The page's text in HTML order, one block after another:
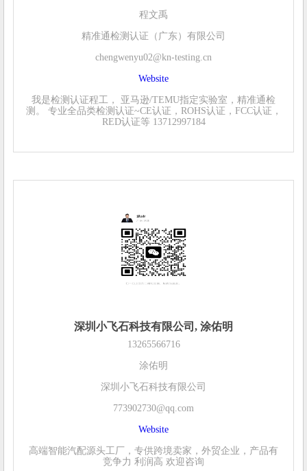
程文禹
精准通检测认证（广东）有限公司
chengwenyu02@kn-testing.cn
Website
我是检测认证程工， 亚马逊/TEMU指定实验室，精准通检
测。 专业全品类检测认证~CE认证，ROHS认证，FCC认证，
RED认证等 13712997184
深圳小飞石科技有限公司, 涂佑明
13265566716
涂佑明
深圳小飞石科技有限公司
773902730@qq.com
Website
高端智能汽配源头工厂，专供跨境卖家，外贸企业，产品有
竞争力 利润高 欢迎咨询